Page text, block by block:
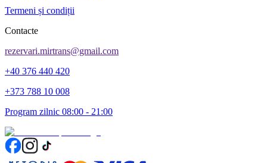
Termeni și condiții
Contacte
rezervari.mirtrans@gmail.com
+40 376 440 420
+373 788 10 008
Program zilnic 08:00 - 21:00